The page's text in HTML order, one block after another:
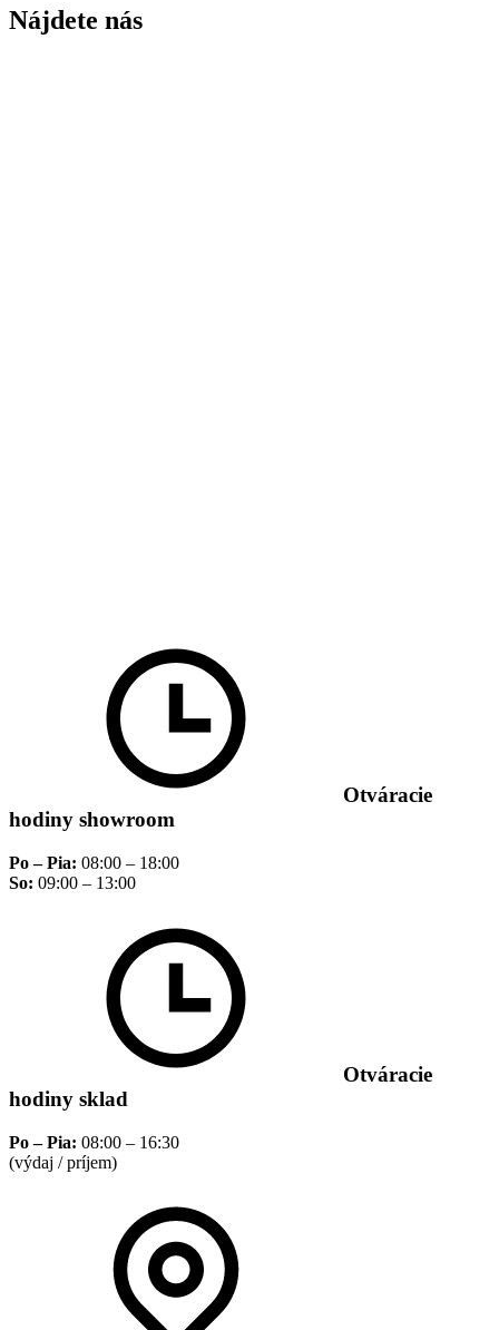
Nájdete nás
Otváracie
hodiny showroom
Po – Pia: 08:00 – 18:00
So: 09:00 – 13:00
Otváracie
hodiny sklad
Po – Pia: 08:00 – 16:30
(výdaj / príjem)